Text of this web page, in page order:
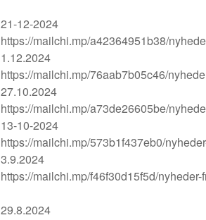
21-12-2024
https://mailchi.mp/a42364951b38/
1.12.2024
https://mailchi.mp/76aab7b05c46/
27.10.2024
https://mailchi.mp/a73de26605be/
13-10-2024
https://mailchi.mp/573b1f437eb0/
3.9.2024
https://mailchi.mp/f46f30d15f5d/
29.8.2024